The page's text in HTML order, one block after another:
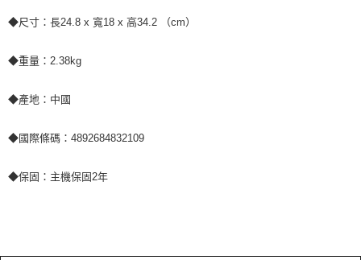
◆尺寸：長24.8 x 寬18 x 高34.2 （cm）
◆重量：2.38kg
◆產地：中國
◆國際條碼：4892684832109
◆保固：主機保固2年